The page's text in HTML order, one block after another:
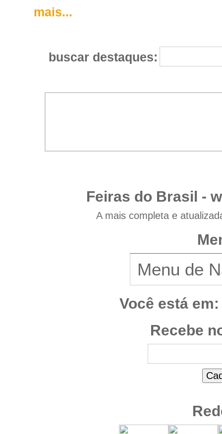
mais...
buscar destaques:
Feiras do Brasil -
A mais completa e
Você está em:
Recebe